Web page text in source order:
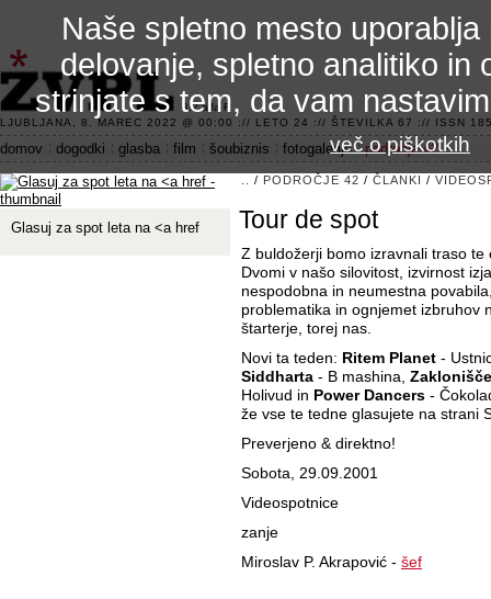
3.2 alfa R
LJUBLJANA, 8. MAREC 2022 @ 00:00 :// LETO 24 :// ŠTEVILKA 67 :// ISSN
domov dogodki glasba film šoubiznis fotogalerije področje 42
/ PODROČJE 42 / ČLANKI /
Tour de spot
Z buldožerji bomo izravnali traso
Dvomi v našo silovitost, izvirnost
nespodobna in neumestna
problematika in ognjemet izbruhov
štarterje, torej nas.
Novi ta teden: Ritem Planet -
Siddharta - B mashina,
Holivud in Power Dancers -
že vse te tedne glasujete na strani
Preverjeno & direktno!
Sobota, 29.09.2001
Videospotnice
zanje
Miroslav P. Akrapović - šef
Glasuj za spot leta na <a href
Naše spletno mesto
delovanje, spletno analitiko in
strinjate s tem, da vam
več o piškotkih